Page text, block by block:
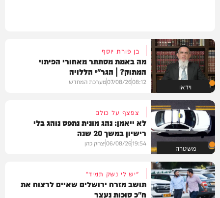
וידאו
בן פורת יוסף
מה באמת מסתתר מאחורי הפיתוי
המתוק? | הגר"י הללויה
08:12
07/08/26מערכת המחדש
משטרה
צפצף על כולם
לא ייאמן: נהג מונית נתפס נוהג בלי
רישיון במשך 20 שנה
19:54
06/08/26יצחק כהן
"יש לי נשק תמיד"
תושב מזרח ירושלים שאיים לרצוח את
ח"כ סוכות נעצר